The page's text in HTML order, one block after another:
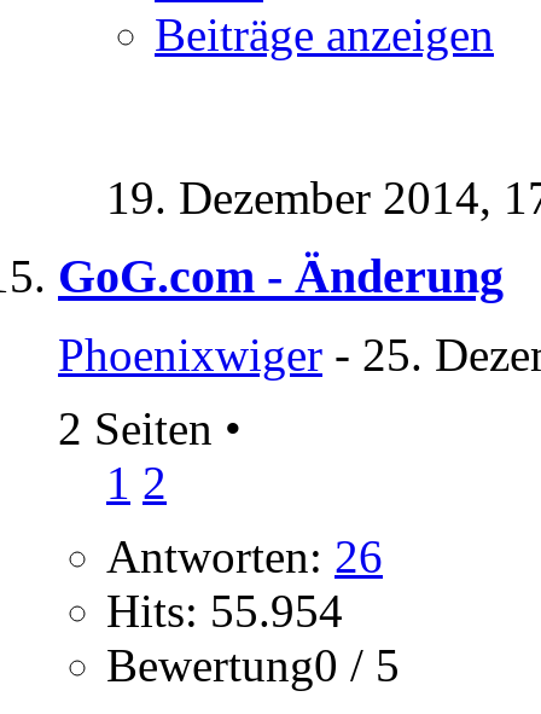
Beiträge anzeigen
19. Dezember 2014,
GoG.com - Änderung
Phoenixwiger - 25.
2 Seiten •
1 2
Antworten: 26
Hits: 55.954
Bewertung0 / 5